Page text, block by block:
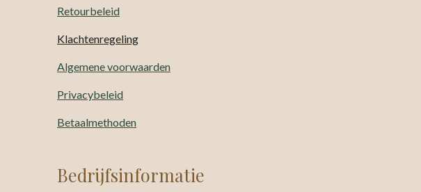
Retourbeleid
Klachtenregeling
Algemene voorwaarden
Privacybeleid
Betaalmethoden
Bedrijfsinformatie